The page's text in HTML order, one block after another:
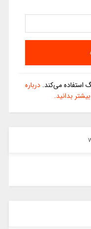
می‌کند. درباره
بدانید.